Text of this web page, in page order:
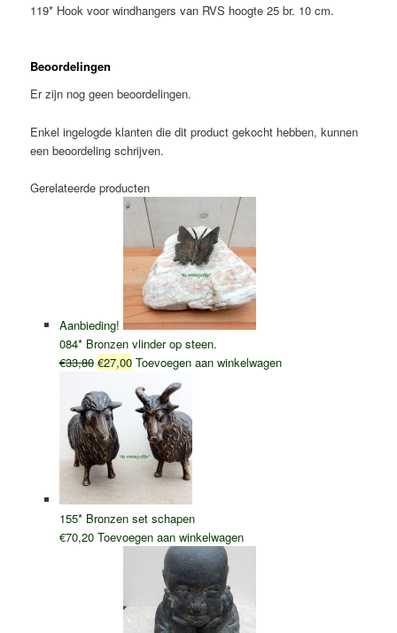
119* Hook voor windhangers van RVS hoogte 25 br. 10 cm.
Beoordelingen
Er zijn nog geen beoordelingen.
Enkel ingelogde klanten die dit product gekocht hebben, kunnen
een beoordeling schrijven.
Gerelateerde producten
Aanbieding!
084* Bronzen vlinder op steen.
€33,80 Oorspronkelijke
was:
€33,80.
€27,00Huidige
is:
€27,00.
Toevoegen aan winkelwagen
155* Bronzen set schapen
€70,20 Toevoegen aan winkelwagen